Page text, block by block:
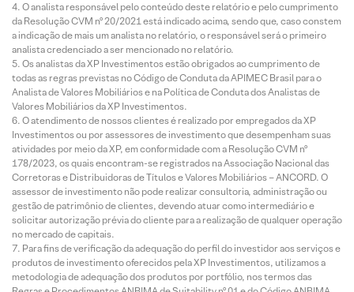
O analista responsável pelo conteúdo deste relatório e pelo cumprimento
da Resolução CVM nº 20/2021 está indicado acima, sendo que, caso constem
a indicação de mais um analista no relatório, o responsável será o primeiro
analista credenciado a ser mencionado no relatório.
Os analistas da XP Investimentos estão obrigados ao cumprimento de
todas as regras previstas no Código de Conduta da APIMEC Brasil para o
Analista de Valores Mobiliários e na Política de Conduta dos Analistas de
Valores Mobiliários da XP Investimentos.
O atendimento de nossos clientes é realizado por empregados da XP
Investimentos ou por assessores de investimento que desempenham suas
atividades por meio da XP, em conformidade com a Resolução CVM nº
178/2023, os quais encontram-se registrados na Associação Nacional das
Corretoras e Distribuidoras de Títulos e Valores Mobiliários – ANCORD. O
assessor de investimento não pode realizar consultoria, administração ou
gestão de patrimônio de clientes, devendo atuar como intermediário e
solicitar autorização prévia do cliente para a realização de qualquer operação
no mercado de capitais.
Para fins de verificação da adequação do perfil do investidor aos serviços e
produtos de investimento oferecidos pela XP Investimentos, utilizamos a
metodologia de adequação dos produtos por portfólio, nos termos das